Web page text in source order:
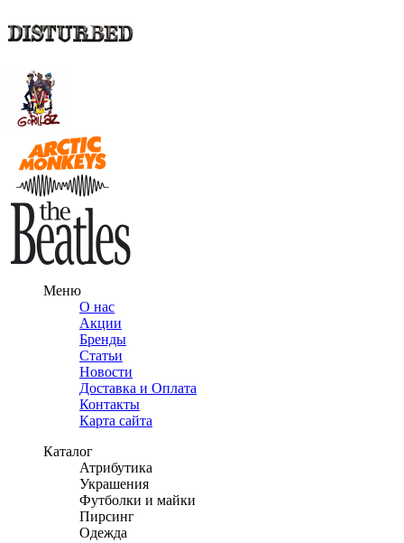
Меню
О нас
Акции
Бренды
Статьи
Новости
Доставка и Оплата
Контакты
Карта сайта
Каталог
Атрибутика
Украшения
Футболки и майки
Пирсинг
Одежда